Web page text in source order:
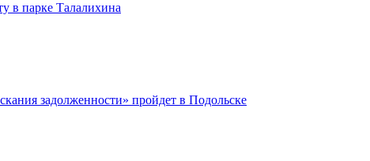
в парке Талалихина
задолженности» пройдет в Подольске